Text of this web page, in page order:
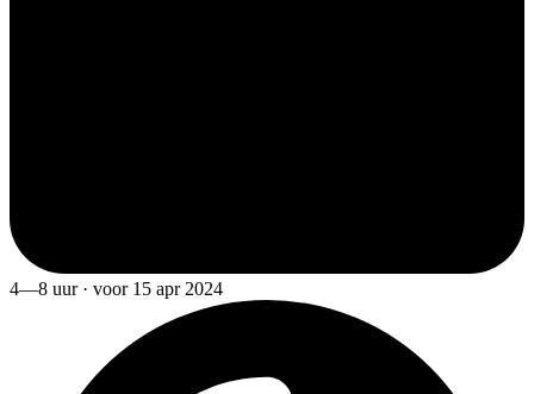
4—8 uur · voor 15 apr 2024